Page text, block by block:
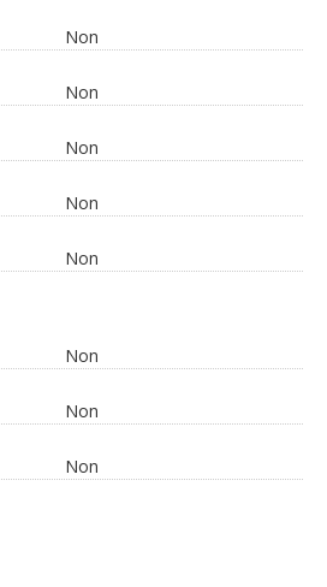
Non
Non
Non
Non
Non
Non
Non
Non